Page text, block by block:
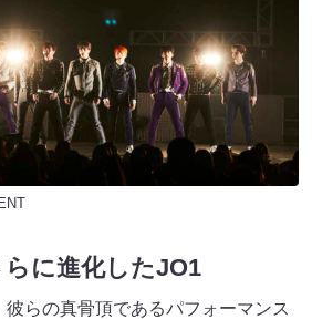
に進化したJO1
らの真骨頂であるパフォーマンス